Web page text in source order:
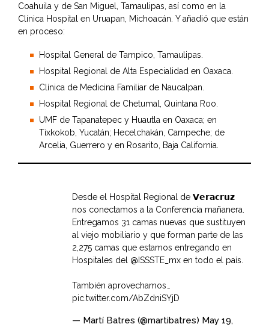
Coahuila y de San Miguel, Tamaulipas, así como en la
Clínica Hospital en Uruapan, Michoacán. Y añadió que están
en proceso:
Hospital General de Tampico, Tamaulipas.
Hospital Regional de Alta Especialidad en Oaxaca.
Clínica de Medicina Familiar de Naucalpan.
Hospital Regional de Chetumal, Quintana Roo.
UMF de Tapanatepec y Huautla en Oaxaca; en
Tixkokob, Yucatán; Hecelchakán, Campeche; de
Arcelia, Guerrero y en Rosarito, Baja California.
Desde el Hospital Regional de 𝗩𝗲𝗿𝗮𝗰𝗿𝘂𝘇
nos conectamos a la Conferencia mañanera.
Entregamos 31 camas nuevas que sustituyen
al viejo mobiliario y que forman parte de las
2,275 camas que estamos entregando en
Hospitales del @ISSSTE_mx en todo el país.
También aprovechamos…
pic.twitter.com/AbZdniSYjD
— Martí Batres (@martibatres) May 19,